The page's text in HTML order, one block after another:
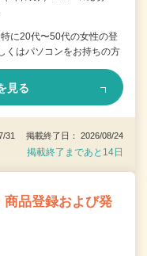
に20代〜50代の女性の登
はパソコンをお持ちの方
見る
31 掲載終了日： 2026/08/24
掲載終了まであと14日
商品登録および発